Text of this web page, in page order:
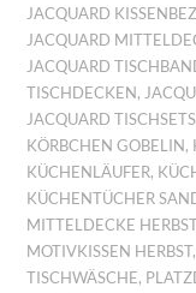
JACQUARD
JACQUARD
JACQUARD
TISCHDECKEN,
JACQUARD TISCHSETS
KÖRBCHEN GOBELIN,
KÜCHENLÄUFER,
KÜCHENTÜCHER
MITTELDECKE
MOTIVKISSEN HERBST
TISCHWÄSCHE,